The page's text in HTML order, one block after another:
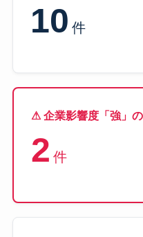
10 件
⚠ 企業影響度「強」
2 件